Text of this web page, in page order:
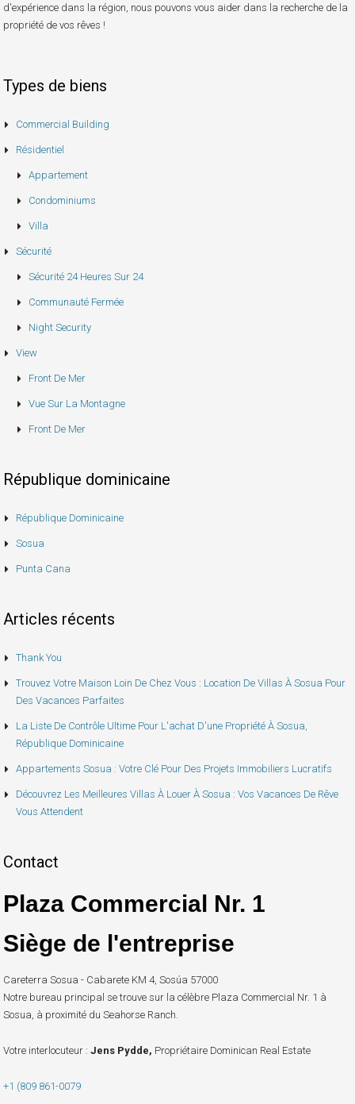
d'expérience dans la région, nous pouvons vous aider dans la recherche de la
propriété de vos rêves !
Types de biens
Commercial Building
Résidentiel
Appartement
Condominiums
Villa
Sécurité
Sécurité 24 Heures Sur 24
Communauté Fermée
Night Security
View
Front De Mer
Vue Sur La Montagne
Front De Mer
République dominicaine
République Dominicaine
Sosua
Punta Cana
Articles récents
Thank You
Trouvez Votre Maison Loin De Chez Vous : Location De Villas À Sosua Pour
Des Vacances Parfaites
La Liste De Contrôle Ultime Pour L'achat D'une Propriété À Sosua,
République Dominicaine
Appartements Sosua : Votre Clé Pour Des Projets Immobiliers Lucratifs
Découvrez Les Meilleures Villas À Louer À Sosua : Vos Vacances De Rêve
Vous Attendent
Contact
Plaza Commercial Nr. 1
Siège de l'entreprise
Careterra Sosua - Cabarete KM 4, Sosúa 57000
Notre bureau principal se trouve sur la célèbre Plaza Commercial Nr. 1 à
Sosua, à proximité du Seahorse Ranch.
Votre interlocuteur : Jens Pydde, Propriétaire Dominican Real Estate
+1 (809 861-0079